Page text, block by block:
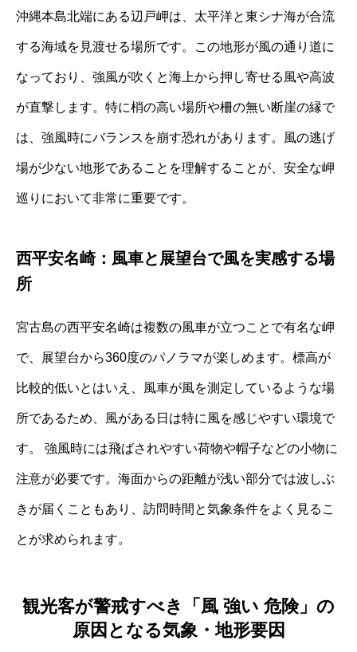
沖縄本島北端にある辺戸岬は、太平洋と東シナ海が合流
する海域を見渡せる場所です。この地形が風の通り道に
なっており、強風が吹くと海上から押し寄せる風や高波
が直撃します。特に梢の高い場所や柵の無い断崖の縁で
は、強風時にバランスを崩す恐れがあります。風の逃げ
場が少ない地形であることを理解することが、安全な岬
巡りにおいて非常に重要です。
西平安名崎：風車と展望台で風を実感する場
所
宮古島の西平安名崎は複数の風車が立つことで有名な岬
で、展望台から360度のパノラマが楽しめます。標高が
比較的低いとはいえ、風車が風を測定しているような場
所であるため、風がある日は特に風を感じやすい環境で
す。 強風時には飛ばされやすい荷物や帽子などの小物に
注意が必要です。海面からの距離が浅い部分では波しぶ
きが届くこともあり、訪問時間と気象条件をよく見るこ
とが求められます。
観光客が警戒すべき「風 強い 危険」の
原因となる気象・地形要因